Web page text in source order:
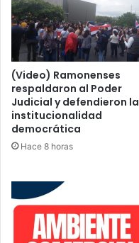
(Video) Ramonenses
respaldaron al Poder
Judicial y defendieron la
institucionalidad
democrática
Hace 8 horas